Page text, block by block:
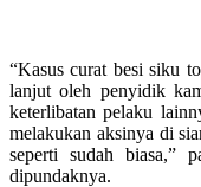
“Kasus curat besi siku
lanjut oleh penyidik
keterlibatan pelaku
melakukan aksinya di
seperti sudah biasa,”
dipundaknya.